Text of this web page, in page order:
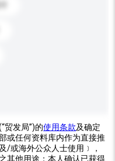
贸发局”)的使用条款及确定
或任何资料库内作为直接推
/或海外公众人士使用﹞，
其他用途；本人确认已获得